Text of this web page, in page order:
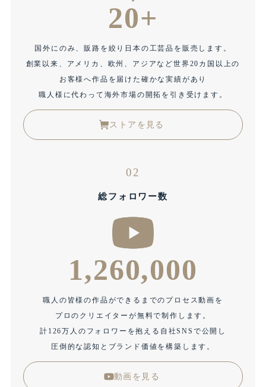
20+
国外にのみ、販路を絞り日本の工芸品を販売します。
創業以来、アメリカ、欧州、アジアなど世界20カ国以上の
お客様へ作品を届けた確かな実績があり
職人様に代わって海外市場の開拓を引き受けます。
ストアを見る
02
総フォロワー数
1,260,000
職人の皆様の作品ができるまでのプロセス動画を
プロのクリエイターが無料で制作します。
計126万人のフォロワーを抱える自社SNSで公開し
圧倒的な認知とブランド価値を構築します。
動画を見る